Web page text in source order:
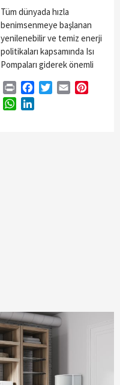
Tüm dünyada hızla
benimsenmeye başlanan
yenilenebilir ve temiz enerji
politikaları kapsamında Isı
Pompaları giderek önemli
Print FacebookTwitterEmail
WhatsApp